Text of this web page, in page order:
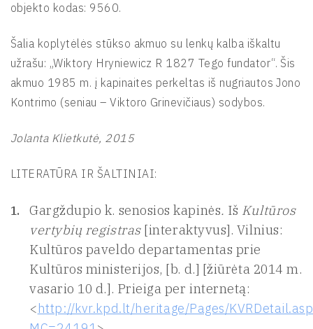
objekto kodas: 9560.
Šalia koplytėlės stūkso akmuo su lenkų kalba iškaltu
užrašu: „Wiktory Hryniewicz R 1827 Tego fundator“. Šis
akmuo 1985 m. į kapinaites perkeltas iš nugriautos Jono
Kontrimo (seniau – Viktoro Grinevičiaus) sodybos.
Jolanta Klietkutė, 2015
LITERATŪRA IR ŠALTINIAI:
Gargždupio k. senosios kapinės. Iš Kultūros
vertybių registras[interaktyvus]. Vilnius:
Kultūros paveldo departamentas prie
Kultūros ministerijos, [b. d.] [žiūrėta 2014 m.
vasario 10 d.]. Prieiga per internetą:
<http://kvr.kpd.lt/heritage/Pages/